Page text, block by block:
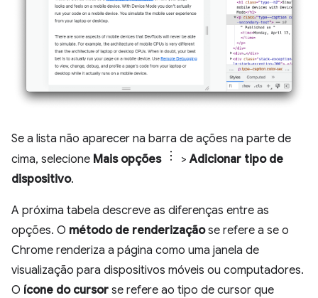
Se a lista não aparecer na barra de ações na parte de
cima, selecione Mais opções >Adicionar tipo de
dispositivo.
A próxima tabela descreve as diferenças entre as
opções. O método de renderizaçãose refere a se o
Chrome renderiza a página como uma janela de
visualização para dispositivos móveis ou computadores.
O ícone do cursor se refere ao tipo de cursor que